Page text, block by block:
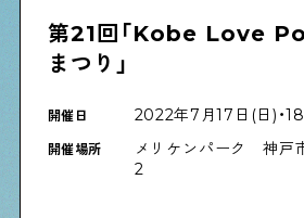
Shitamachi
今夜、下町で
第21回「Kobe Love
まつり」
開催日 2022年7月17日(日)・18
開催場所
メリケンパーク 神戸
2